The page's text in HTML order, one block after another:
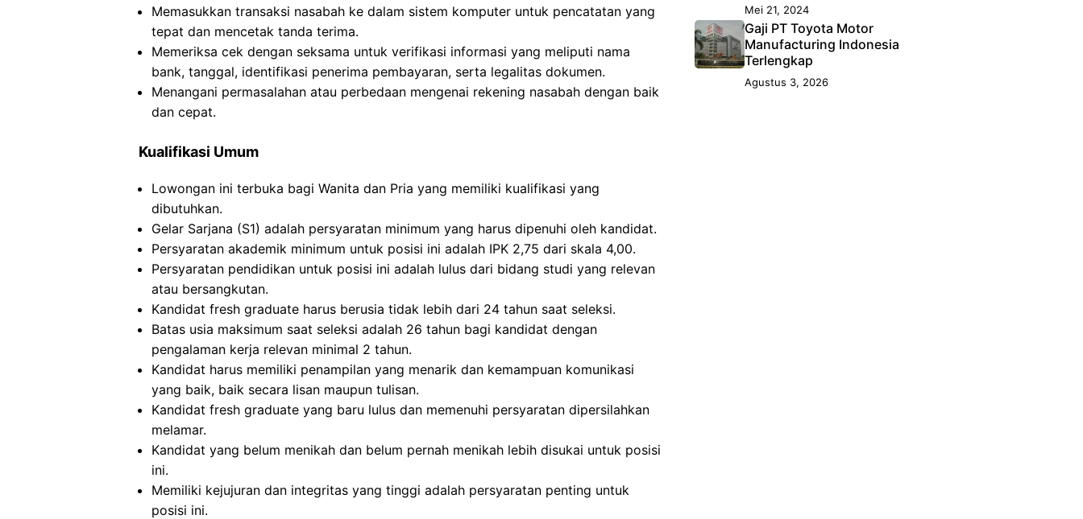
Memasukkan transaksi nasabah ke dalam sistem komputer untuk pencatatan yang
tepat dan mencetak tanda terima.
Memeriksa cek dengan seksama untuk verifikasi informasi yang meliputi nama
bank, tanggal, identifikasi penerima pembayaran, serta legalitas dokumen.
Menangani permasalahan atau perbedaan mengenai rekening nasabah dengan baik
dan cepat.
Kualifikasi Umum
Lowongan ini terbuka bagi Wanita dan Pria yang memiliki kualifikasi yang
dibutuhkan.
Gelar Sarjana (S1) adalah persyaratan minimum yang harus dipenuhi oleh kandidat.
Persyaratan akademik minimum untuk posisi ini adalah IPK 2,75 dari skala 4,00.
Persyaratan pendidikan untuk posisi ini adalah lulus dari bidang studi yang relevan
atau bersangkutan.
Kandidat fresh graduate harus berusia tidak lebih dari 24 tahun saat seleksi.
Batas usia maksimum saat seleksi adalah 26 tahun bagi kandidat dengan
pengalaman kerja relevan minimal 2 tahun.
Kandidat harus memiliki penampilan yang menarik dan kemampuan komunikasi
yang baik, baik secara lisan maupun tulisan.
Kandidat fresh graduate yang baru lulus dan memenuhi persyaratan dipersilahkan
melamar.
Kandidat yang belum menikah dan belum pernah menikah lebih disukai untuk posisi
ini.
Memiliki kejujuran dan integritas yang tinggi adalah persyaratan penting untuk
posisi ini.
Mei 21, 2024
Gaji PT Toyota Motor
Manufacturing Indonesia
Terlengkap
Agustus 3, 2026